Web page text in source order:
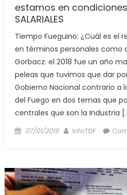
estamos en condiciones
SALARIALES
Tiempo Fueguino: ¿Cuál es el
en términos personales como
Gorbacz: el 2018 fue un año
peleas que tuvimos que dar
Gobierno Nacional contrario a
del Fuego en dos temas que
centrales que son la Industria
Posted
07/01/2019 Author
InfoTDF